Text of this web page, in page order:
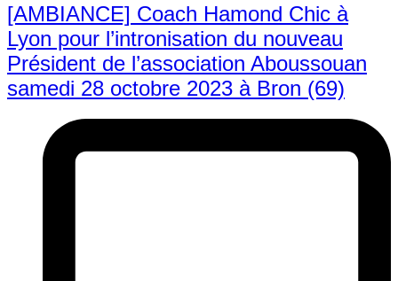
[AMBIANCE] Coach Hamond Chic à
Lyon pour l’intronisation du nouveau
Président de l’association Aboussouan
samedi 28 octobre 2023 à Bron (69)